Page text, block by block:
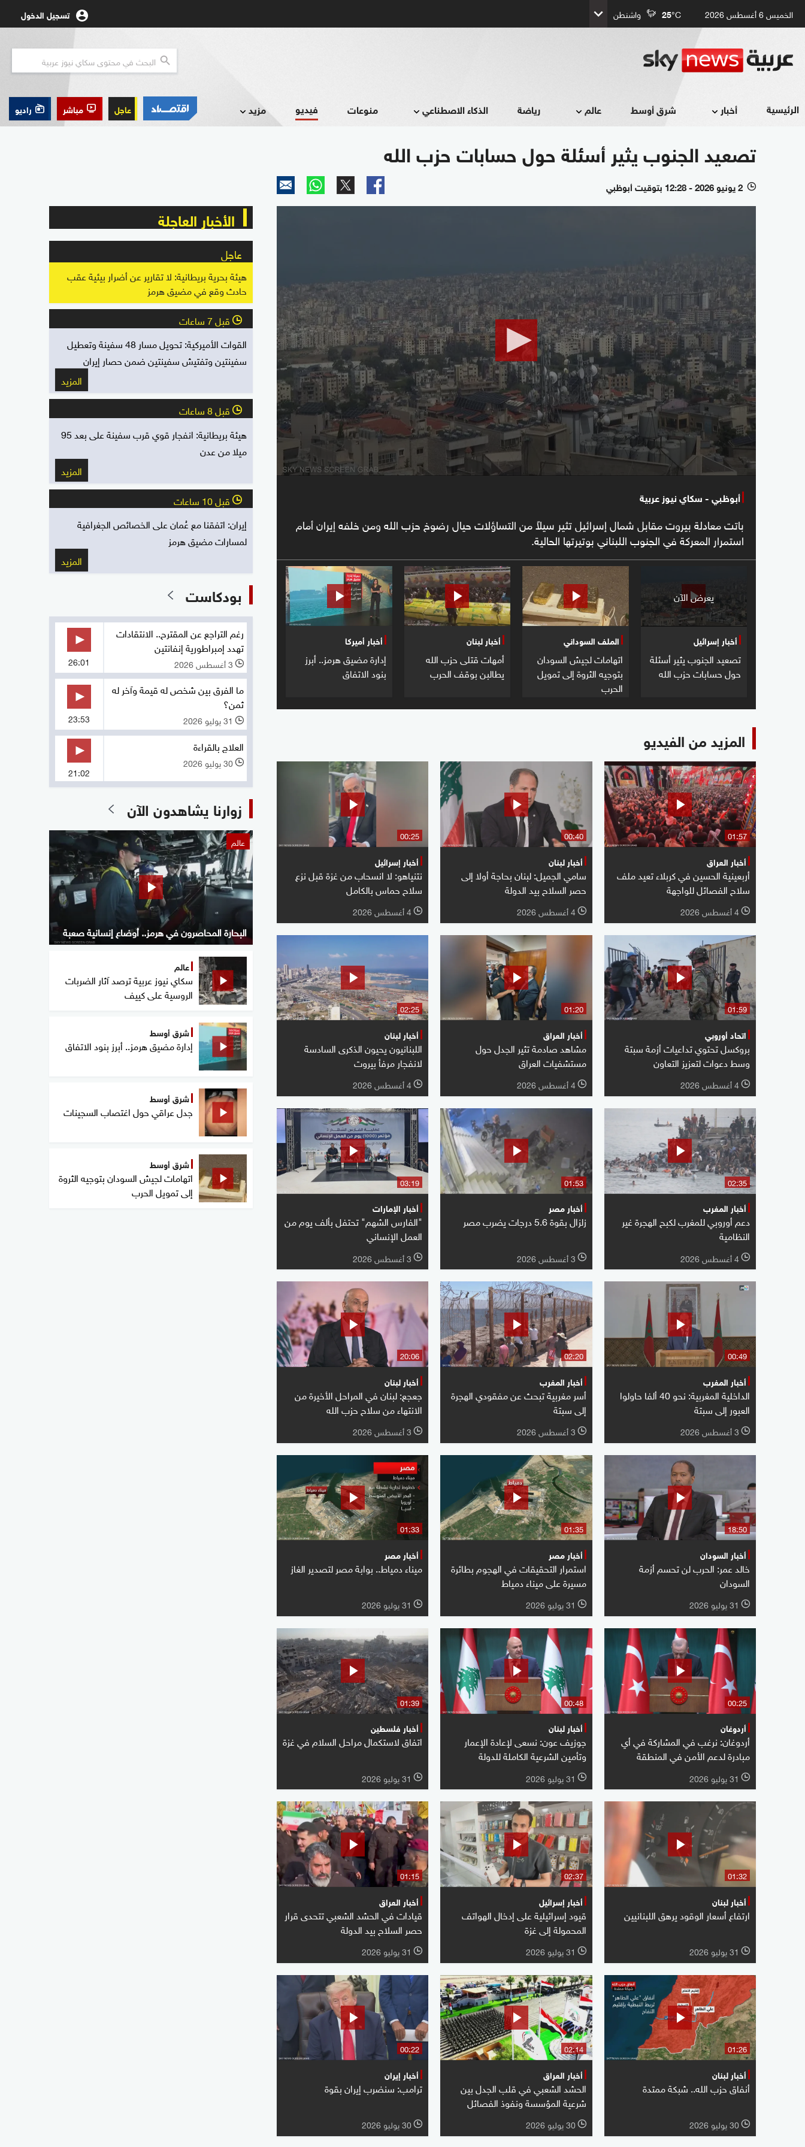
الخميس 6 أغسطس 2026 25°C واشنطن تسجيل الدخول
الرئيسية أخبار شرق أوسط عالم رياضة الذكاء الاصطناعي منوعات فيديو مزيد عاجل مباشر راديو
تصعيد الجنوب يثير أسئلة حول حسابات حزب الله
l 2 يونيو 2026 - 12:28 بتوقيت أبوظبي
أبوظبي - سكاي نيوز عربية
باتت معادلة بيروت مقابل شمال إسرائيل تثير سيلاً من التساؤلات حيال رضوخ حزب الله ومن خلفه إيران أمام
استمرار المعركة في الجنوب اللبناني بوتيرتها الحالية.
يعرض الآن
أخبار إسرائيل
تصعيد الجنوب يثير أسئلة
حول حسابات حزب الله
الملف السوداني
اتهامات لجيش السودان
بتوجيه الثروة إلى تمويل
الحرب
أخبار لبنان
أمهات قتلى حزب الله
يطالبن بوقف الحرب
أخبار أميركا
إدارة مضيق هرمز.. أبرز
بنود الاتفاق
المزيد من الفيديو
01:57
أخبار العراق
أربعينية الحسين في كربلاء تعيد ملف
سلاح الفصائل للواجهة
l 4 أغسطس 2026
00:40
أخبار لبنان
سامي الجميل: لبنان بحاجة أولا إلى
حصر السلاح بيد الدولة
l 4 أغسطس 2026
00:25
أخبار إسرائيل
نتنياهو: لا انسحاب من غزة قبل نزع
سلاح حماس بالكامل
l 4 أغسطس 2026
01:59
اتحاد أوروبي
بروكسل تحتوي تداعيات أزمة سبتة
وسط دعوات لتعزيز التعاون
l 4 أغسطس 2026
01:20
أخبار العراق
مشاهد صادمة تثير الجدل حول
مستشفيات العراق
l 4 أغسطس 2026
02:25
أخبار لبنان
اللبنانيون يحيون الذكرى السادسة
لانفجار مرفأ بيروت
l 4 أغسطس 2026
02:35
أخبار المغرب
دعم أوروبي للمغرب لكبح الهجرة غير
النظامية
l 4 أغسطس 2026
01:53
أخبار مصر
زلزال بقوة 5.6 درجات يضرب مصر
l 3 أغسطس 2026
03:19
أخبار الإمارات
"الفارس الشهم" تحتفل بألف يوم من
العمل الإنساني
l 3 أغسطس 2026
00:49
أخبار المغرب
الداخلية المغربية: نحو 40 ألفا حاولوا
العبور إلى سبتة
l 3 أغسطس 2026
02:20
أخبار المغرب
أسر مغربية تبحث عن مفقودي الهجرة
إلى سبتة
l 3 أغسطس 2026
20:06
أخبار لبنان
جعجع: لبنان في المراحل الأخيرة من
الانتهاء من سلاح حزب الله
l 3 أغسطس 2026
18:50
أخبار السودان
خالد عمر: الحرب لن تحسم أزمة
السودان
l 31 يوليو 2026
01:35
أخبار مصر
استمرار التحقيقات في الهجوم بطائرة
مسيرة على ميناء دمياط
l 31 يوليو 2026
01:33
أخبار مصر
ميناء دمياط.. بوابة مصر لتصدير الغاز
l 31 يوليو 2026
00:25
أردوغان
أردوغان: نرغب في المشاركة في أي
مبادرة لدعم الأمن في المنطقة
l 31 يوليو 2026
00:48
أخبار لبنان
جوزيف عون: نسعى لإعادة الإعمار
وتأمين الشرعية الكاملة للدولة
l 31 يوليو 2026
01:39
أخبار فلسطين
اتفاق لاستكمال مراحل السلام في غزة
l 31 يوليو 2026
01:32
أخبار لبنان
ارتفاع أسعار الوقود يرهق اللبنانيين
l 31 يوليو 2026
02:37
أخبار إسرائيل
قيود إسرائيلية على إدخال الهواتف
المحمولة إلى غزة
l 31 يوليو 2026
01:15
أخبار العراق
قيادات في الحشد الشعبي تتحدى قرار
حصر السلاح بيد الدولة
l 31 يوليو 2026
01:26
أخبار لبنان
أنفاق حزب الله.. شبكة ممتدة
l 30 يوليو 2026
02:14
أخبار العراق
الحشد الشعبي في قلب الجدل بين
شرعية المؤسسة ونفوذ الفصائل
l 30 يوليو 2026
00:22
أخبار إيران
ترامب: سنضرب إيران بقوة
l 30 يوليو 2026
الأخبار العاجلة
عاجل
هيئة بحرية بريطانية: لا تقارير عن أضرار بيئية عقب
حادث وقع في مضيق هرمز
l قبل 7 ساعات
القوات الأميركية: تحويل مسار 48 سفينة وتعطيل
سفينتين وتفتيش سفينتين ضمن حصار إيران
المزيد
l قبل 8 ساعات
هيئة بريطانية: انفجار قوي قرب سفينة على بعد 95
ميلا من عدن
المزيد
l قبل 10 ساعات
إيران: اتفقنا مع عُمان على الخصائص الجغرافية
لمسارات مضيق هرمز
المزيد
بودكاست
رغم التراجع عن المقترح.. الانتقادات
تهدد إمبراطورية إنفانتين
l 3 أغسطس 2026 26:01
ما الفرق بين شخص له قيمة وآخر له
ثمن؟
l 31 يوليو 2026 23:53
العلاج بالقراءة
l 30 يوليو 2026
21:02
زوارنا يشاهدون الآن
عالم
البحارة المحاصرون في هرمز.. أوضاع إنسانية صعبة
عالم
سكاي نيوز عربية ترصد آثار الضربات
الروسية على كييف
شرق أوسط
إدارة مضيق هرمز.. أبرز بنود الاتفاق
شرق أوسط
جدل عراقي حول اغتصاب السجينات
شرق أوسط
اتهامات لجيش السودان بتوجيه الثروة
إلى تمويل الحرب